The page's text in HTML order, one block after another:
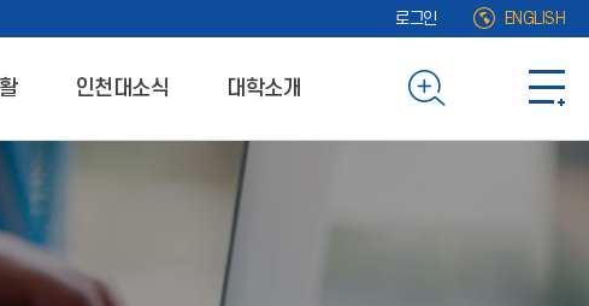
로그인 ENGLISH
인천대소식 대학소개